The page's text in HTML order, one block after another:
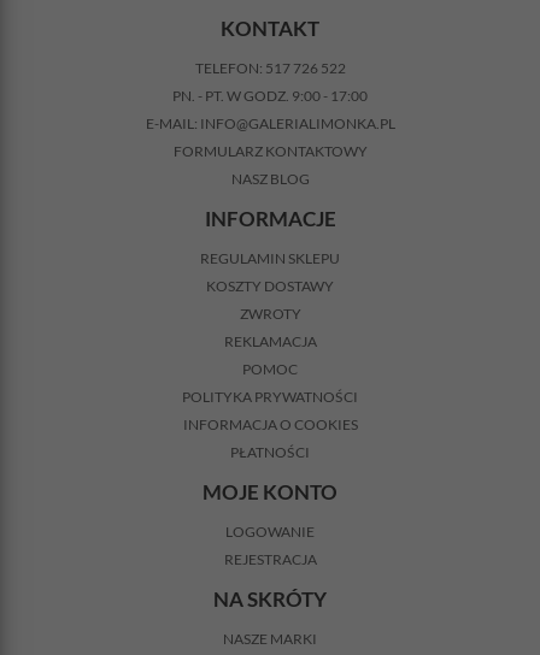
KONTAKT
TELEFON: 517 726 522
PN. - PT. W GODZ. 9:00 - 17:00
E-MAIL: INFO@GALERIALIMONKA.PL
FORMULARZ KONTAKTOWY
NASZ BLOG
INFORMACJE
REGULAMIN SKLEPU
KOSZTY DOSTAWY
ZWROTY
REKLAMACJA
POMOC
POLITYKA PRYWATNOŚCI
INFORMACJA O COOKIES
PŁATNOŚCI
MOJE KONTO
LOGOWANIE
REJESTRACJA
NA SKRÓTY
NASZE MARKI